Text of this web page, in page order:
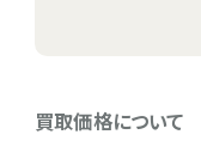
買取価格について